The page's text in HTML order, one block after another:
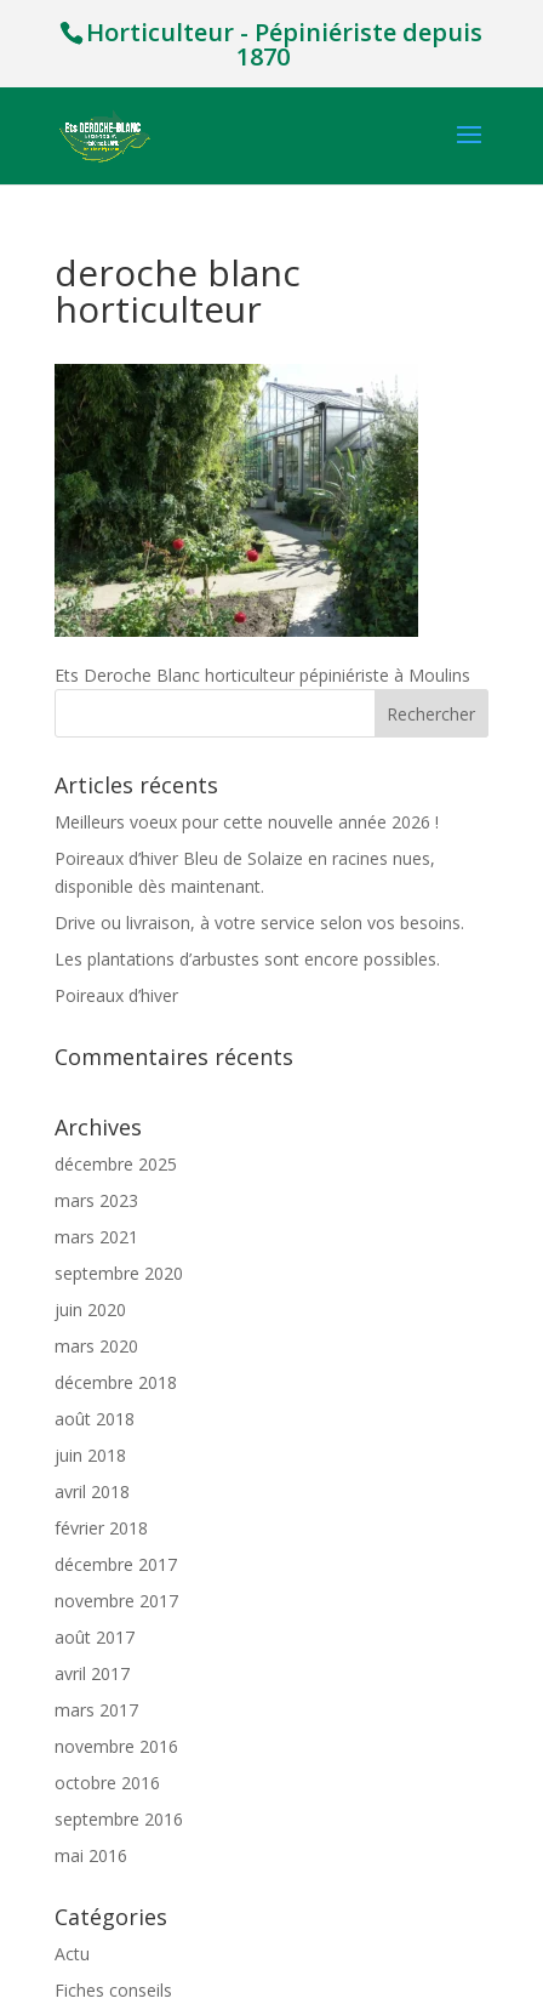
Horticulteur - Pépiniériste depuis
1870
deroche blanc
horticulteur
Ets Deroche Blanc horticulteur pépiniériste à Moulins
Articles récents
Meilleurs voeux pour cette nouvelle année 2026 !
Poireaux d’hiver Bleu de Solaize en racines nues,
disponible dès maintenant.
Drive ou livraison, à votre service selon vos besoins.
Les plantations d’arbustes sont encore possibles.
Poireaux d’hiver
Commentaires récents
Archives
décembre 2025
mars 2023
mars 2021
septembre 2020
juin 2020
mars 2020
décembre 2018
août 2018
juin 2018
avril 2018
février 2018
décembre 2017
novembre 2017
août 2017
avril 2017
mars 2017
novembre 2016
octobre 2016
septembre 2016
mai 2016
Catégories
Actu
Fiches conseils